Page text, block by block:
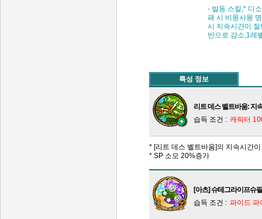
- 발동 스킬,* 디
패 시 비몽사몽
시 지속시간이
반으로 감소,1레
특성 정보
리트 데스 벨트바움: 지
습득 조건 : 캐릭터
* [리트 데스 벨트바움]의 지속시간
* SP 소모 20%증가
[아츠] 슈테그라이프슈
습득 조건 : 파이드 파